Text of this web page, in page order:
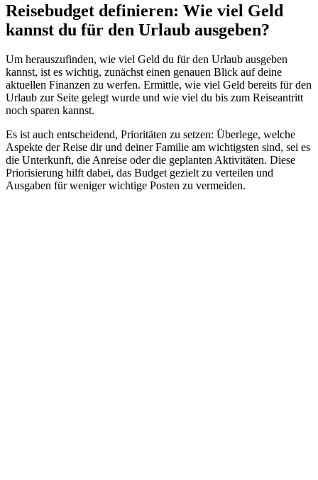
Reisebudget definieren: Wie viel Geld
kannst du für den Urlaub ausgeben?
Um herauszufinden, wie viel Geld du für den Urlaub ausgeben
kannst, ist es wichtig, zunächst einen genauen Blick auf deine
aktuellen Finanzen zu werfen. Ermittle, wie viel Geld bereits für den
Urlaub zur Seite gelegt wurde und wie viel du bis zum Reiseantritt
noch sparen kannst.
Es ist auch entscheidend, Prioritäten zu setzen: Überlege, welche
Aspekte der Reise dir und deiner Familie am wichtigsten sind, sei es
die Unterkunft, die Anreise oder die geplanten Aktivitäten. Diese
Priorisierung hilft dabei, das Budget gezielt zu verteilen und
Ausgaben für weniger wichtige Posten zu vermeiden.